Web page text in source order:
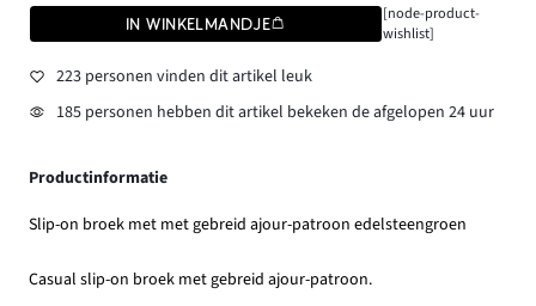
IN WINKELMANDJE
[node-product-
wishlist]
223 personen vinden dit artikel leuk
185 personen hebben dit artikel bekeken de afgelopen 24 uur
Productinformatie
Slip-on broek met met gebreid ajour-patroon edelsteengroen
Casual slip-on broek met gebreid ajour-patroon.